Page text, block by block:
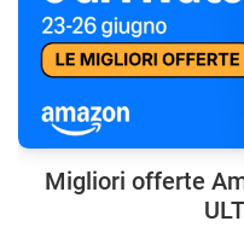
Migliori offerte